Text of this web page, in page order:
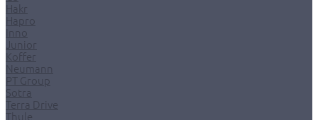
Hakr
Hapro
Inno
Junior
Koffer
Neumann
PT Group
Sotra
Terra Drive
Thule